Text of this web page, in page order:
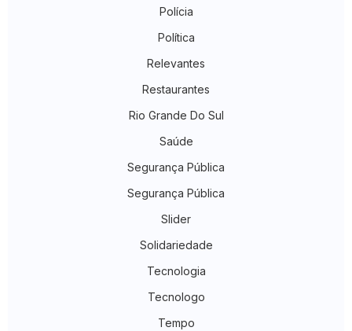
Polícia
Política
Relevantes
Restaurantes
Rio Grande Do Sul
Saúde
Segurança Pública
Segurança Pública
Slider
Solidariedade
Tecnologia
Tecnologo
Tempo